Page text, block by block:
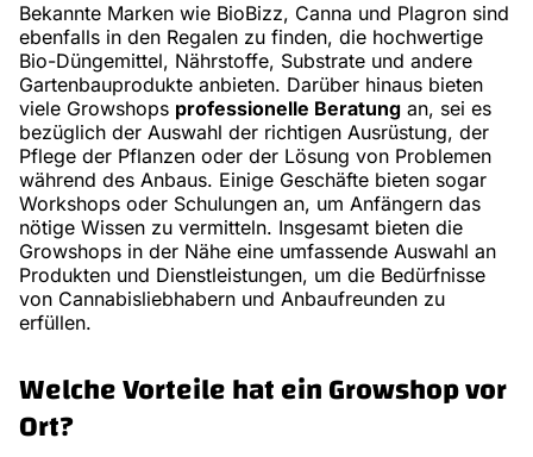
Bekannte Marken wie BioBizz, Canna und Plagron sind
ebenfalls in den Regalen zu finden, die hochwertige
Bio-Düngemittel, Nährstoffe, Substrate und andere
Gartenbauprodukte anbieten. Darüber hinaus bieten
viele Growshops professionelle Beratung an, sei es
bezüglich der Auswahl der richtigen Ausrüstung, der
Pflege der Pflanzen oder der Lösung von Problemen
während des Anbaus. Einige Geschäfte bieten sogar
Workshops oder Schulungen an, um Anfängern das
nötige Wissen zu vermitteln. Insgesamt bieten die
Growshops in der Nähe eine umfassende Auswahl an
Produkten und Dienstleistungen, um die Bedürfnisse
von Cannabisliebhabern und Anbaufreunden zu
erfüllen.
Welche Vorteile hat ein Growshop vor
Ort?